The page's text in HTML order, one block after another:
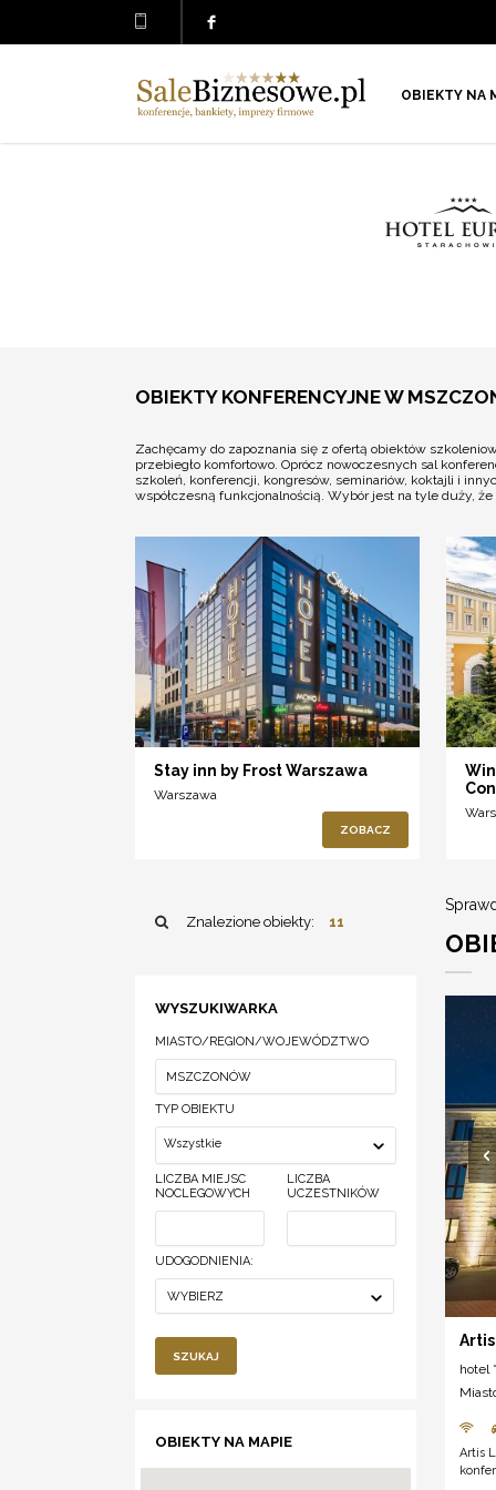
OBIEKTY NA
OBIEKTY KONFERENCYJNE W
Zachęcamy do zapoznania się z ofertą obiektów
przebiegło komfortowo. Oprócz nowoczesnych sal
szkoleń, konferencji, kongresów, seminariów, koktajli i
współczesną funkcjonalnością. Wybór jest na tyle duży,
Stay inn by Frost Warszawa
Warszawa
ZOBACZ
Znalezione obiekty: 11
WYSZUKIWARKA
MIASTO/REGION/WOJEWÓDZTWO
TYP OBIEKTU
Wszystkie
LICZBA MIEJSC
NOCLEGOWYCH
LICZBA
UCZESTNIKÓW
UDOGODNIENIA:
WYBIERZ
SZUKAJ
OBIEKTY NA MAPIE
hotel
Artis